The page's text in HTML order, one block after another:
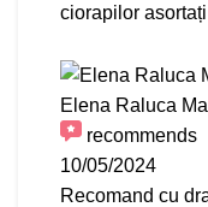
ciorapilor
Elena Raluca
recommends
10/05/2024
Recomand cu